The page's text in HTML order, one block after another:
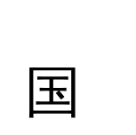
国